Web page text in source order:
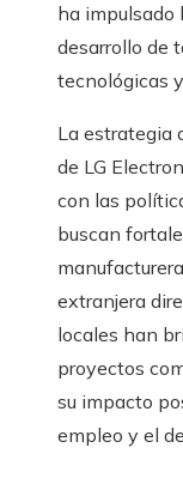
ha impulsado
desarrollo de
tecnológicas
La estrategia
de LG
con las
buscan
extranjera
locales han
proyectos
su impacto
empleo y el